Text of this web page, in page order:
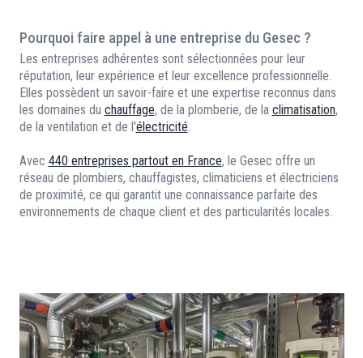
Pourquoi faire appel à une entreprise du Gesec ?
Les entreprises adhérentes sont sélectionnées pour leur
réputation, leur expérience et leur excellence professionnelle.
Elles possèdent un savoir-faire et une expertise reconnus dans
les domaines du chauffage, de la plomberie, de la climatisation,
de la ventilation et de l'électricité.
Avec 440 entreprises partout en France, le Gesec offre un
réseau de plombiers, chauffagistes, climaticiens et électriciens
de proximité, ce qui garantit une connaissance parfaite des
environnements de chaque client et des particularités locales.